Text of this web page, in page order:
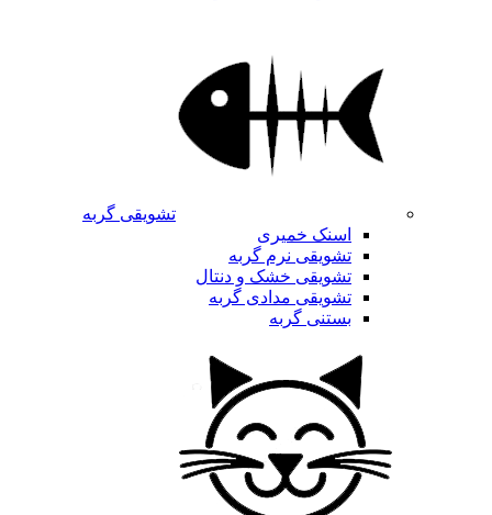
تشویقی گربه
اسنک خمیری
تشویقی نرم گربه
تشویقی خشک و دنتال
تشویقی مدادی گربه
بستنی گربه